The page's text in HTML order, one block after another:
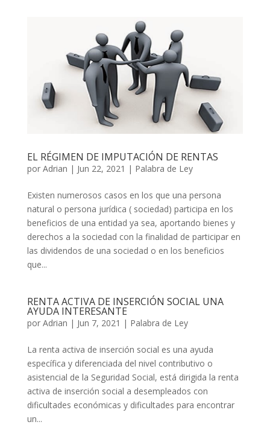
EL RÉGIMEN DE IMPUTACIÓN DE RENTAS
por Adrian | Jun 22, 2021 | Palabra de Ley
Existen numerosos casos en los que una persona
natural o persona jurídica ( sociedad) participa en los
beneficios de una entidad ya sea, aportando bienes y
derechos a la sociedad con la finalidad de participar en
las dividendos de una sociedad o en los beneficios
que...
RENTA ACTIVA DE INSERCIÓN SOCIAL UNA
AYUDA INTERESANTE
por Adrian | Jun 7, 2021 | Palabra de Ley
La renta activa de inserción social es una ayuda
específica y diferenciada del nivel contributivo o
asistencial de la Seguridad Social, está dirigida la renta
activa de inserción social a desempleados con
dificultades económicas y dificultades para encontrar
un...